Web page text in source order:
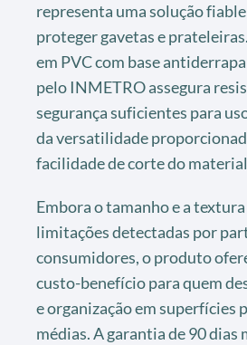
representa uma solução
proteger gavetas e
em PVC com base
pelo INMETRO assegura
segurança suficientes para
da versatilidade
facilidade de corte do
Embora o tamanho e a
limitações detectadas por
consumidores, o produto
custo-benefício para quem
e organização em superfícies
médias. A garantia de 90 dias